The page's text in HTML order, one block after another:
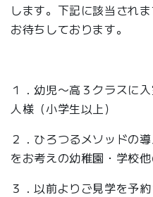
します。下記に該当され
お待ちしております。
１．幼児〜高３クラスに
人様（小学生以上）
２．ひろつるメソッドの
をお考えの幼稚園・学校
３．以前よりご見学を予